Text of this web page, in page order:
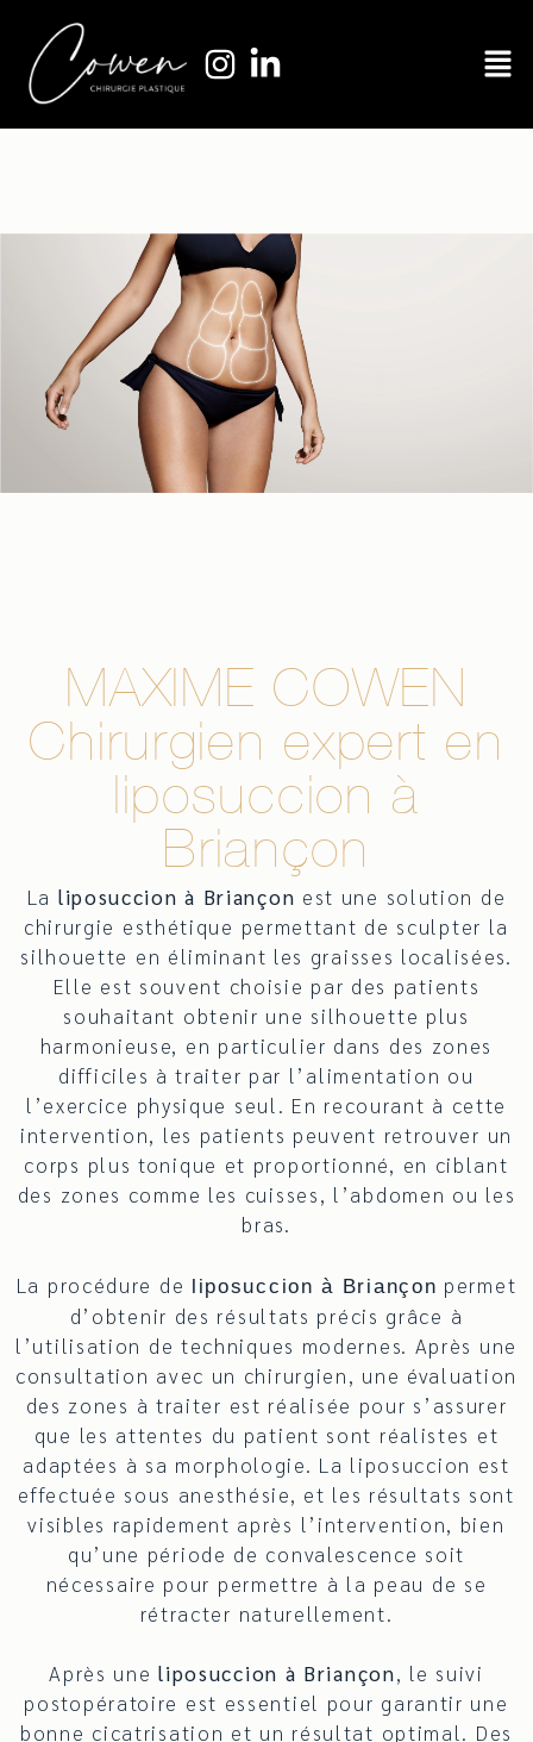
MAXIME COWEN
Chirurgien expert en
liposuccion à
Briançon
La liposuccion à Briançon est une solution de
chirurgie esthétique permettant de sculpter la
silhouette en éliminant les graisses localisées.
Elle est souvent choisie par des patients
souhaitant obtenir une silhouette plus
harmonieuse, en particulier dans des zones
difficiles à traiter par l’alimentation ou
l’exercice physique seul. En recourant à cette
intervention, les patients peuvent retrouver un
corps plus tonique et proportionné, en ciblant
des zones comme les cuisses, l’abdomen ou les
bras.
La procédure de liposuccion à Briançon permet
d’obtenir des résultats précis grâce à
l’utilisation de techniques modernes. Après une
consultation avec un chirurgien, une évaluation
des zones à traiter est réalisée pour s’assurer
que les attentes du patient sont réalistes et
adaptées à sa morphologie. La liposuccion est
effectuée sous anesthésie, et les résultats sont
visibles rapidement après l’intervention, bien
qu’une période de convalescence soit
nécessaire pour permettre à la peau de se
rétracter naturellement.
Après uneliposuccion à Briançon, le suivi
postopératoire est essentiel pour garantir une
bonne cicatrisation et un résultat optimal. Des